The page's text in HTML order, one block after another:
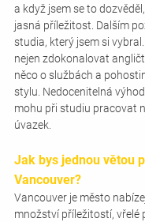
a když jsem se to
jasná příležitost. Dalším
studia, který jsem si
nejen zdokonalovat
něco o službách a
stylu. Nedocenitelná
mohu při studiu pracovat
úvazek.
Jak bys jednou větou
Vancouver?
Vancouver je město
množství příležitostí, vřelé